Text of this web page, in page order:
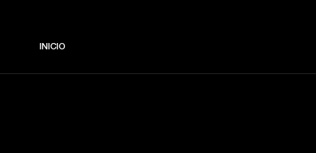
INICIO